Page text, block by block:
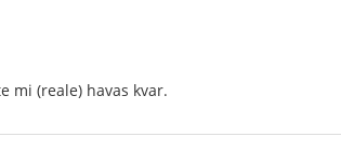
mi (reale) havas kvar.